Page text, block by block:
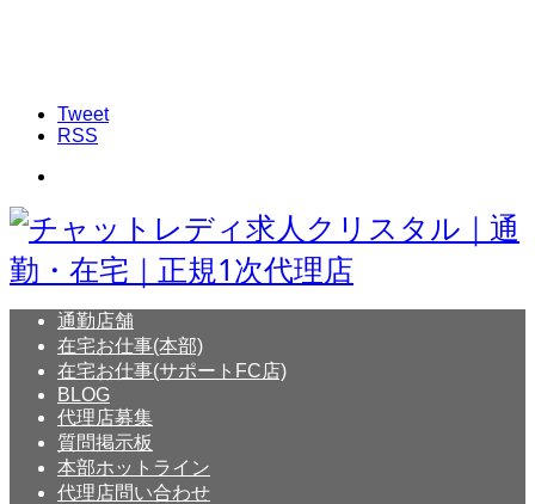
Tweet
RSS
通勤店舗
在宅お仕事(本部)
在宅お仕事(サポートFC店)
BLOG
代理店募集
質問掲示板
本部ホットライン
代理店問い合わせ